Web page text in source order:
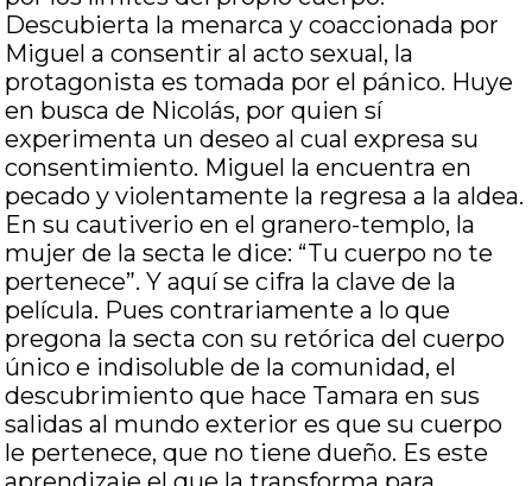
Descubierta la menarca y coaccionada por
Miguel a consentir al acto sexual, la
protagonista es tomada por el pánico. Huye
en busca de Nicolás, por quien sí
experimenta un deseo al cual expresa su
consentimiento. Miguel la encuentra en
pecado y violentamente la regresa a la aldea.
En su cautiverio en el granero-templo, la
mujer de la secta le dice: “Tu cuerpo no te
pertenece”. Y aquí se cifra la clave de la
película. Pues contrariamente a lo que
pregona la secta con su retórica del cuerpo
único e indisoluble de la comunidad, el
descubrimiento que hace Tamara en sus
salidas al mundo exterior es que su cuerpo
le pertenece, que no tiene dueño. Es este